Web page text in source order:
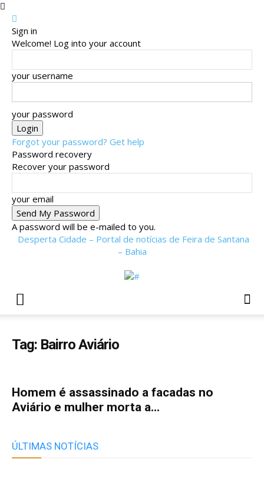
Sign in
Welcome! Log into your account
your username
your password
Forgot your password? Get help
Password recovery
Recover your password
your email
A password will be e-mailed to you.
Desperta Cidade – Portal de notícias de Feira de Santana
– Bahia
Tag: Bairro Aviário
Homem é assassinado a facadas no
Aviário e mulher morta a...
ÚLTIMAS NOTÍCIAS